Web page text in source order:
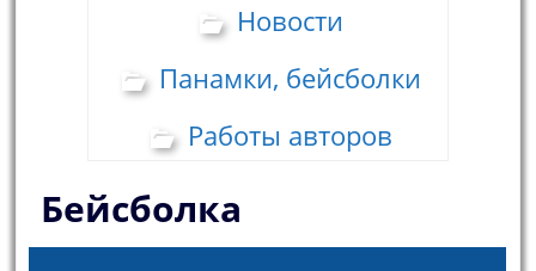
Новости
Панамки, бейсболки
Работы авторов
Бейсболка